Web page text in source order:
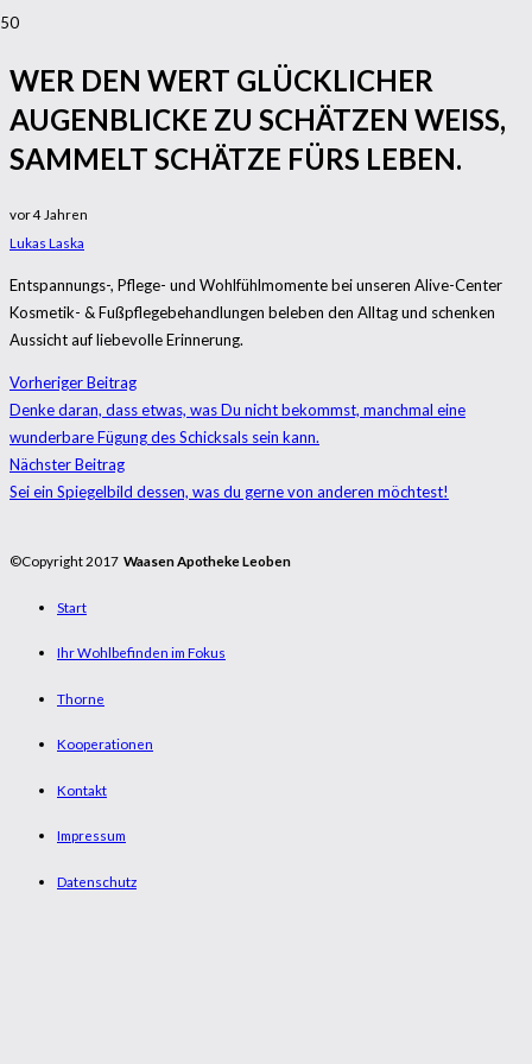
WER DEN WERT GLÜCKLICHER
AUGENBLICKE ZU SCHÄTZEN WEISS, S
AMMELT SCHÄTZE FÜRS LEBEN.
vor 4 Jahren
Lukas Laska
Entspannungs-, Pflege- und Wohlfühlmomente bei unseren Alive-Center
Kosmetik- & Fußpflegebehandlungen beleben den Alltag und schenken
Aussicht auf liebevolle Erinnerung.
Vorheriger Beitrag
Denke daran, dass etwas, was Du nicht bekommst, manchmal eine
wunderbare Fügung des Schicksals sein kann.
Nächster Beitrag
Sei ein Spiegelbild dessen, was du gerne von anderen möchtest!
©Copyright 2017 Waasen Apotheke Leoben
Start
Ihr Wohlbefinden im Fokus
Thorne
Kooperationen
Kontakt
Impressum
Datenschutz